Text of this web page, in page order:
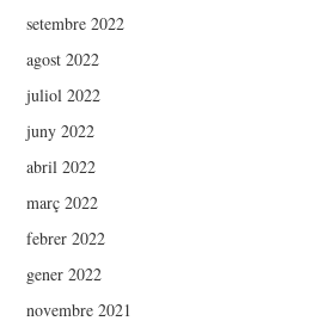
setembre 2022
agost 2022
juliol 2022
juny 2022
abril 2022
març 2022
febrer 2022
gener 2022
novembre 2021